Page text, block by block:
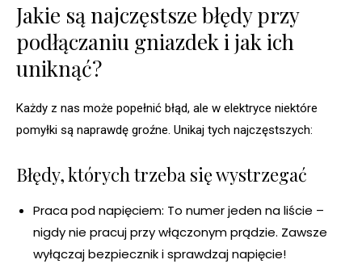
Jakie są najczęstsze błędy przy
podłączaniu gniazdek i jak ich
uniknąć?
Każdy z nas może popełnić błąd, ale w elektryce niektóre
pomyłki są naprawdę groźne. Unikaj tych najczęstszych:
Błędy, których trzeba się wystrzegać
Praca pod napięciem: To numer jeden na liście –
nigdy nie pracuj przy włączonym prądzie. Zawsze
wyłączaj bezpiecznik i sprawdzaj napięcie!